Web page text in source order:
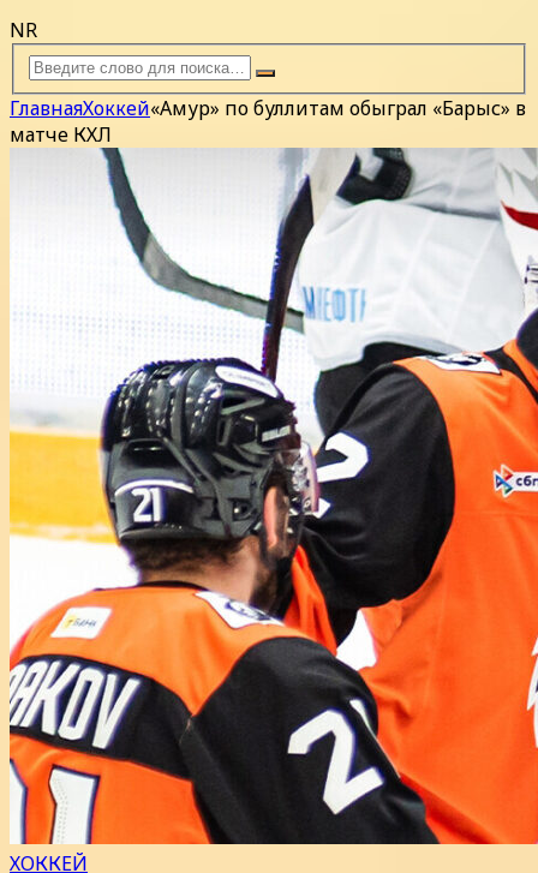
NR
ГлавнаяХоккей«Амур» по буллитам обыграл «Барыс» в
матче КХЛ
ХОККЕЙ